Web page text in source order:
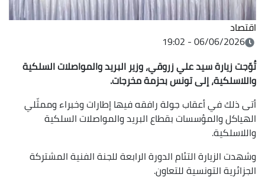
اقتصاد
06/06/2026 - 19:02
تُوّجت زيارة سيد علي زروقي، وزير البريد والمواصلات السلكية
واللاسلكية، إلى تونس بحزمة مخرجات.
أتى ذلك في أعقاب جولة رافقه فيها إطارات وخبراء وممثّلي
الهياكل والمؤسسات بقطاع البريد والمواصلات السلكية
واللاسلكية.
وشهدت الزيارة التئام الدورة الرابعة للجنة الفنية المشتركة
الجزائرية التونسية للتعاون.